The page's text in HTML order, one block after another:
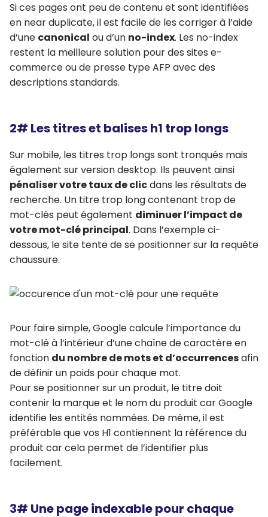
Si ces pages ont peu de contenu et sont identifiées
en near duplicate, il est facile de les corriger à l’aide
d’une canonical ou d’un no-index. Les no-index
restent la meilleure solution pour des sites e-
commerce ou de presse type AFP avec des
descriptions standards.
2# Les titres et balises h1 trop longs
Sur mobile, les titres trop longs sont tronqués mais
également sur version desktop. Ils peuvent ainsi
pénaliser votre taux de clicdans les résultats de
recherche. Un titre trop long contenant trop de
mot-clés peut également diminuer l’impact de
votre mot-clé principal. Dans l’exemple ci-
dessous, le site tente de se positionner sur la requête
chaussure.
Pour faire simple, Google calcule l’importance du
mot-clé à l’intérieur d’une chaîne de caractère en
fonction du nombre de mots et d’occurrencesafin
de définir un poids pour chaque mot.
Pour se positionner sur un produit, le titre doit
contenir la marque et le nom du produit car Google
identifie les entités nommées. De même, il est
préférable que vos H1 contiennent la référence du
produit car cela permet de l’identifier plus
facilement.
3# Une page indexable pour chaque